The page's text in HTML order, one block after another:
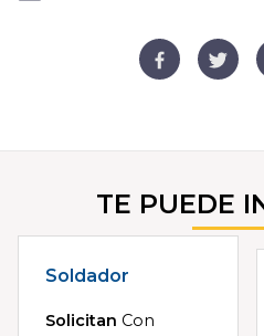
TE PUEDE
Soldador
Solicitan Con